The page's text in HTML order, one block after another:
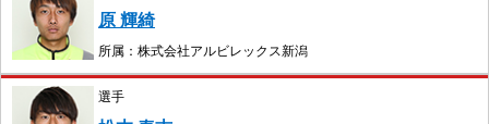
原 輝綺
所属：株式会社アルビレックス新潟
選手